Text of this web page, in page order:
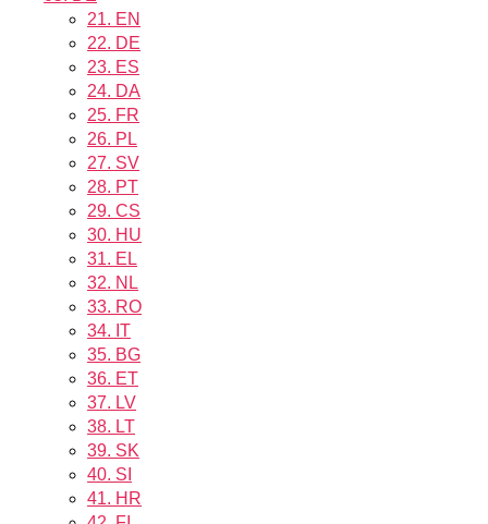
21. EN
22. DE
23. ES
24. DA
25. FR
26. PL
27. SV
28. PT
29. CS
30. HU
31. EL
32. NL
33. RO
34. IT
35. BG
36. ET
37. LV
38. LT
39. SK
40. SI
41. HR